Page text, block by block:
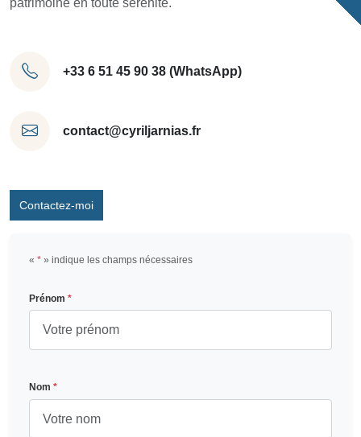
+33 6 51 45 90 38 (WhatsApp)
contact@cyriljarnias.fr
Contactez-moi
« * » indique les champs nécessaires
Prénom *
Nom *